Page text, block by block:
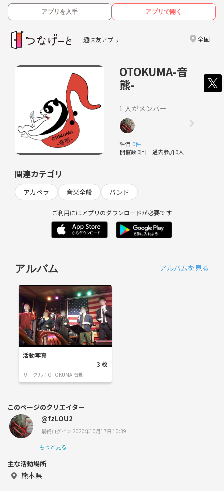
アプリを入手 アプリで開く
趣味友アプリ 全国
OTOKUMA-音
熊-
1 人がメンバー
評価 0件
開催数 0回 過去参加 0人
関連カテゴリ
アカペラ 音楽全般 バンド
ご利用にはアプリのダウンロードが必要です
アルバム アルバムを見る
活動写真
3 枚
サークル： OTOKUMA-音熊-
このページのクリエイター
@fzLOU2
最終ログイン:2020年10月17日 10:39
もっと見る
主な活動場所
熊本県